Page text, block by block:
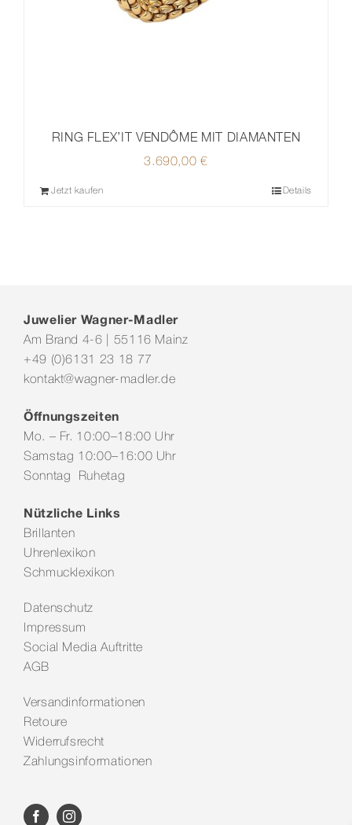
RING FLEX’IT VENDÔME MIT DIAMANTEN
3.690,00€
Jetzt kaufen Details
Juwelier Wagner-Madler
Am Brand 4-6 | 55116 Mainz
+49 (0)6131 23 18 77
kontakt@wagner-madler.de
Öffnungszeiten
Mo. – Fr. 10:00–18:00 Uhr
Samstag 10:00–16:00 Uhr
Sonntag Ruhetag
Nützliche Links
Brillanten
Uhrenlexikon
Schmucklexikon
Datenschutz
Impressum
Social Media Auftritte
AGB
Versandinformationen
Retoure
Widerrufsrecht
Zahlungsinformationen